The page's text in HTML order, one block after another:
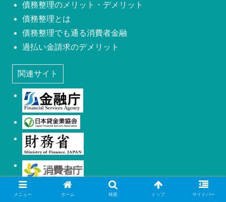
債務整理のメリット・デメリット
債務整理とは
債務整理でも通る消費者金融
過払い金請求のデメリット
関連サイト
メニュー ホーム 検索 トップ サイドバー